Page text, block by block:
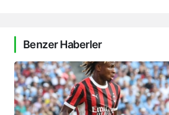
Benzer Haberler